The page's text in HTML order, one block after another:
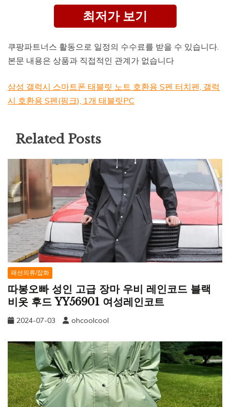
최저가 보기
쿠팡파트너스 활동으로 일정의 수수료를 받을 수 있습니다.
본문 내용은 상품과 직접적인 관계가 없습니다
삼성 갤럭시 스마트폰 태블릿 노트 호환용 S펜 터치펜, 갤럭
시 호환용 S펜(핑크), 1개 태블릿PC
Related Posts
패션의류/잡화
따봉오빠 성인 고급 장마 우비 레인코드 블랙
비옷 후드 YY56901 여성레인코트
2024-07-03 ohcoolcool